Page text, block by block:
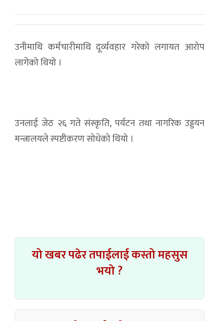
उनीमाथि कर्मचारीमाथि दूर्व्यवहार गरेको लगायत आरोप
लागेको थियो ।
उनलाई जेठ २६ गते संस्कृति‚ पर्यटन तथा नागरिक उड्डयन
मन्त्रालयले स्पष्टीकरण सोधेको थियो ।
यो खबर पढेर तपाईलाई कस्तो महसुस
भयो ?